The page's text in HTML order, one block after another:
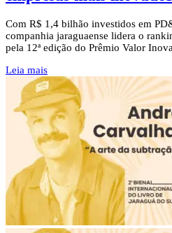
Com R$ 1,4 bilhão investidos em
companhia jaraguaense lidera o
pela 12ª edição do Prêmio Valor
Leia mais